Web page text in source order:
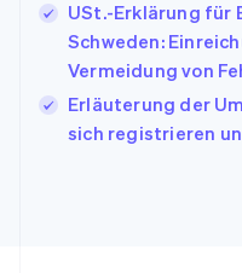
USt.-Erklärung für
Schweden:
Vermeidung von
Erläuterung der
sich registrieren
Kanada
EnglishFrançais
Kroatien
English Italiano
Lettland